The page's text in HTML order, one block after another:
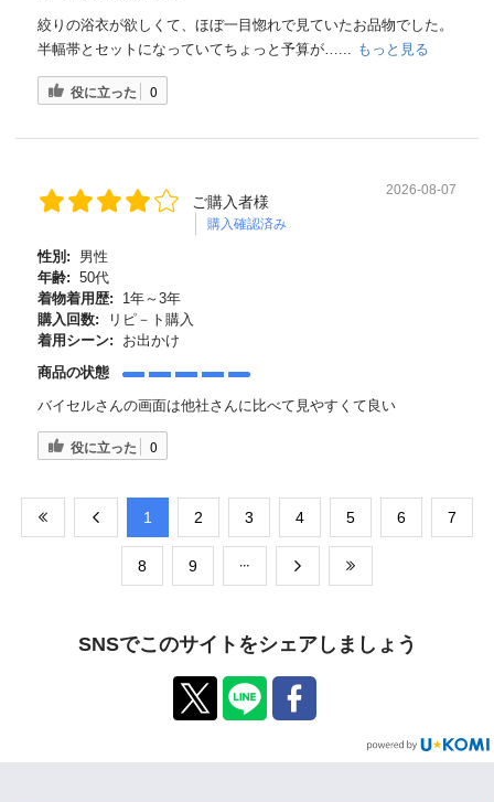
絞りの浴衣が欲しくて、ほぼ一目惚れで見ていたお品物でした。
半幅帯とセットになっていてちょっと予算が…... もっと見る
役に立った 0
ご購入者様
購入確認済み
2026-08-07
性別:
男性
年齢: 50代
着物着用歴:
1年～3年
購入回数:
リピ－ト購入
着用シーン:
お出かけ
商品の状態
バイセルさんの画面は他社さんに比べて見やすくて良い
役に立った 0
​1 ​2 ​3 ​4 ​5 ​6 ​7
​8 ​9
SNSでこのサイトをシェアしましょう